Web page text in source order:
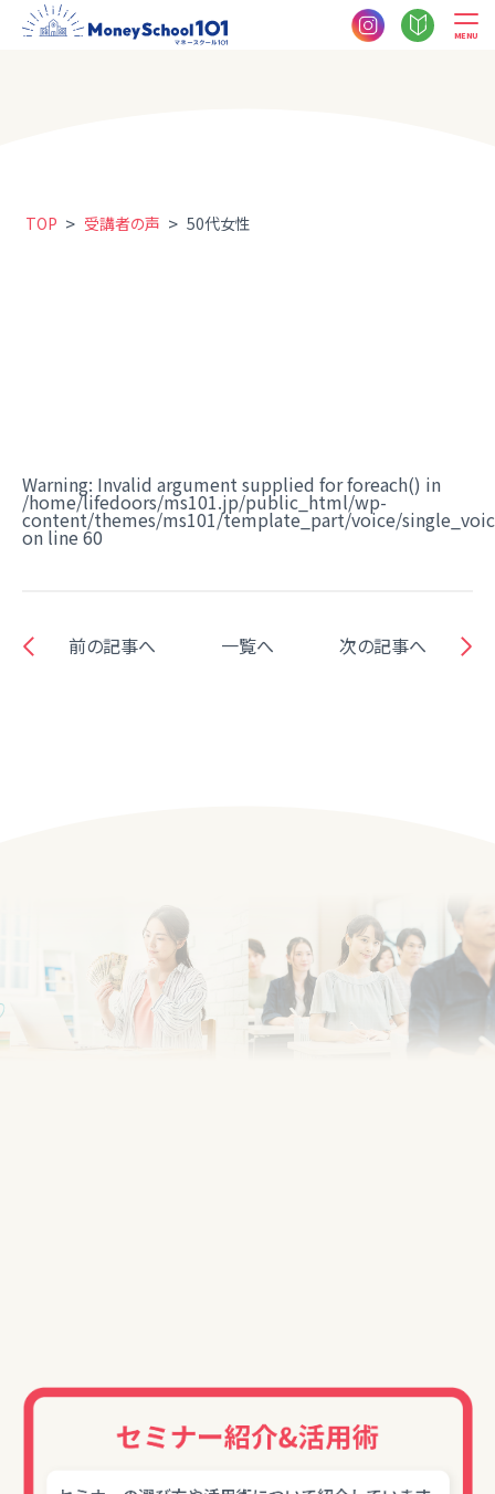
MENU
TOP > 受講者の声 > 50代女性
Warning: Invalid argument supplied for foreach() in
/home/lifedoors/ms101.jp/public_html/wp-
content/themes/ms101/template_part/voice/
on line 60
前の記事へ 一覧へ 次の記事へ